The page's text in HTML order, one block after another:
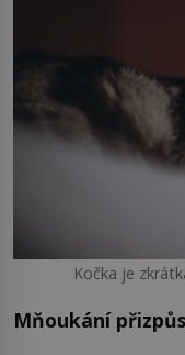
Kočka je
Mňoukání